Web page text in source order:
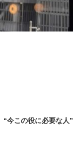
“今この役に必要な人”